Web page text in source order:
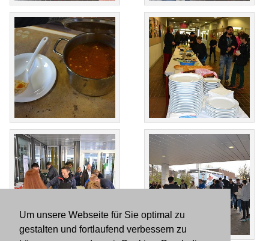
Um unsere Webseite für Sie optimal zu
gestalten und fortlaufend verbessern zu